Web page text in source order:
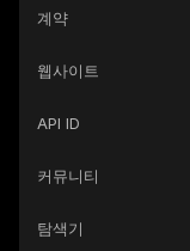
계약
웹사이트
API ID
커뮤니티
탐색기